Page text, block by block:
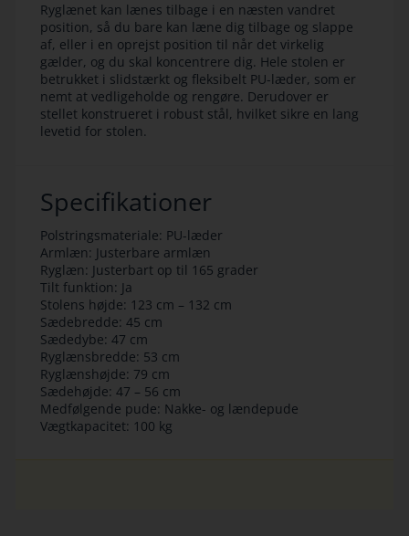
Ryglænet kan lænes tilbage i en næsten vandret
position, så du bare kan læne dig tilbage og slappe
af, eller i en oprejst position til når det virkelig
gælder, og du skal koncentrere dig. Hele stolen er
betrukket i slidstærkt og fleksibelt PU-læder, som er
nemt at vedligeholde og rengøre. Derudover er
stellet konstrueret i robust stål, hvilket sikre en lang
levetid for stolen.
Specifikationer
Polstringsmateriale: PU-læder
Armlæn: Justerbare armlæn
Ryglæn: Justerbart op til 165 grader
Tilt funktion: Ja
Stolens højde: 123 cm – 132 cm
Sædebredde: 45 cm
Sædedybe: 47 cm
Ryglænsbredde: 53 cm
Ryglænshøjde: 79 cm
Sædehøjde: 47 – 56 cm
Medfølgende pude: Nakke- og lændepude
Vægtkapacitet: 100 kg